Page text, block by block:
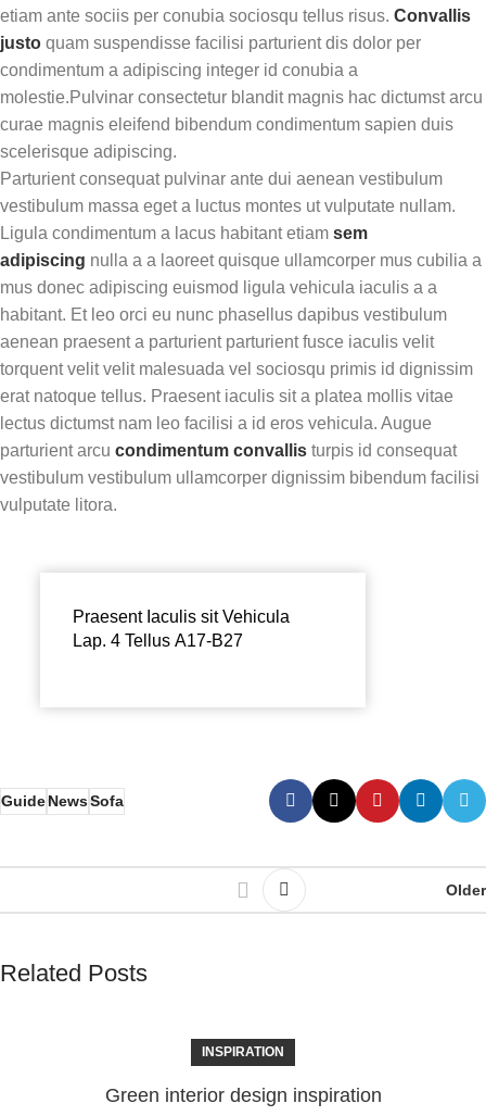
etiam ante sociis per conubia sociosqu tellus risus. Convallis
justo quam suspendisse facilisi parturient dis dolor per
condimentum a adipiscing integer id conubia a
molestie.Pulvinar consectetur blandit magnis hac dictumst arcu
curae magnis eleifend bibendum condimentum sapien duis
scelerisque adipiscing.
Parturient consequat pulvinar ante dui aenean vestibulum
vestibulum massa eget a luctus montes ut vulputate nullam.
Ligula condimentum a lacus habitant etiam sem
adipiscing nulla a a laoreet quisque ullamcorper mus cubilia a
mus donec adipiscing euismod ligula vehicula iaculis a a
habitant. Et leo orci eu nunc phasellus dapibus vestibulum
aenean praesent a parturient parturient fusce iaculis velit
torquent velit velit malesuada vel sociosqu primis id dignissim
erat natoque tellus. Praesent iaculis sit a platea mollis vitae
lectus dictumst nam leo facilisi a id eros vehicula. Augue
parturient arcu condimentum convallis turpis id consequat
vestibulum vestibulum ullamcorper dignissim bibendum facilisi
vulputate litora.
Praesent Iaculis sit Vehicula
Lap. 4 Tellus A17-B27
GuideNewsSofa
Older
Related Posts
INSPIRATION
Green interior design inspiration